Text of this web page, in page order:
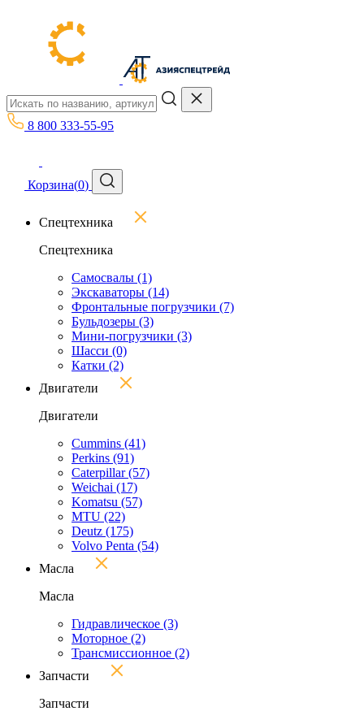
8 800 333-55-95
Корзина(0)
Спецтехника
Спецтехника
Самосвалы (1)
Экскаваторы (14)
Фронтальные погрузчики (7)
Бульдозеры (3)
Мини-погрузчики (3)
Шасси (0)
Катки (2)
Двигатели
Двигатели
Cummins (41)
Perkins (91)
Caterpillar(57)
Weichai (17)
Komatsu (57)
MTU (22)
Deutz (175)
Volvo Penta (54)
Масла
Масла
Гидравлическое (3)
Моторное (2)
Трансмиссионное (2)
Запчасти
Запчасти